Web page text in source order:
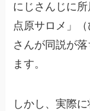
にじさんじに
点原サロメ」
さんが同説が
ます。
しかし、実際